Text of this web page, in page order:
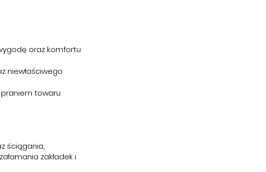
oraz komfortu
niewłaściwego
towaru
ściągania,
zakładek i